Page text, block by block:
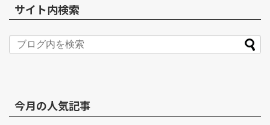
サイト内検索
今月の人気記事